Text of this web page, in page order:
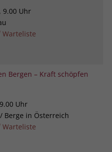
9.00 Uhr
Bergen – Kraft schöpfen
Uhr
Berge in Österreich